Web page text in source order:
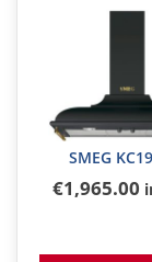
SMEG
€1,965.00